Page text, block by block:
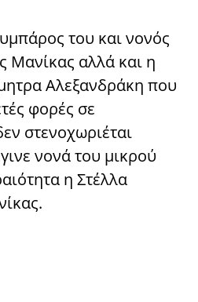
του και νονός
Μανίκας αλλά και η
Αλεξανδράκη που
φορές σε
στενοχωριέται
νονά του μικρού
η Στέλλα